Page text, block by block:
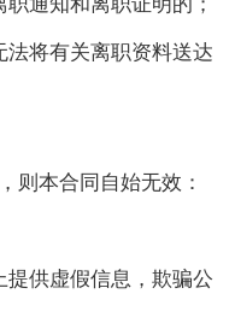
通知和离职证明的；
将有关离职资料送达
则本合同自始无效：
供虚假信息，欺骗公